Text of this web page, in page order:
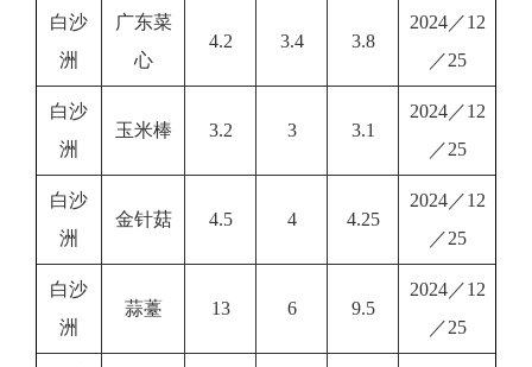
白沙
洲
广东菜
心
4.2 3.4 3.8
2024／12
／25
白沙
洲
玉米棒 3.2 3 3.1
2024／12
／25
白沙
洲
金针菇 4.5 4 4.25
2024／12
／25
白沙
洲
蒜薹 13 6 9.5
2024／12
／25